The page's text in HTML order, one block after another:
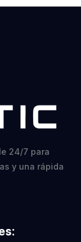
24/7 para
y una rápida